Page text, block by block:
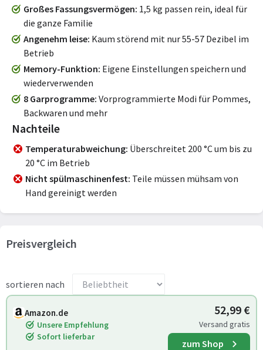
Großes Fassungsvermögen 1,5 kg passen rein, ideal für
die ganze Familie
Angenehm leise Kaum störend mit nur 55-57 Dezibel im
Betrieb
Memory-Funktion Eigene Einstellungen speichern und
wiederverwenden
8 Garprogramme Vorprogrammierte Modi für Pommes,
Backwaren und mehr
Nachteile
Temperaturabweichung Überschreitet 200 °C um bis zu
20 °C im Betrieb
Nicht spülmaschinenfest Teile müssen mühsam von
Hand gereinigt werden
Preisvergleich
sortieren nach
Amazon.de
Unsere Empfehlung
Sofort lieferbar
52,99 €
Versand gratis
zum Shop